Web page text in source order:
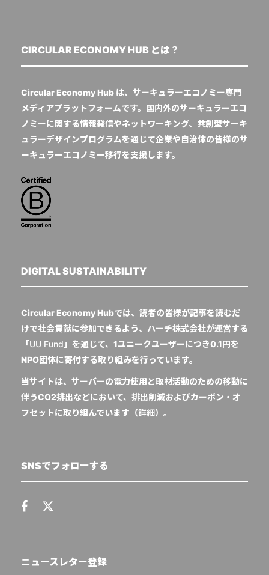
CIRCULAR ECONOMY HUB とは？
Circular Economy Hub は、サーキュラーエコノミー専門
メディアプラットフォームです。国内外のサーキュラーエコ
ノミーに関する情報発信やネットワーキング、共創型サーキ
ュラーデザインプログラムを通じて企業や自治体の皆様のサ
ーキュラーエコノミー移行を支援します。
DIGITAL SUSTAINABILITY
Circular Economy Hubでは、読者の皆様が記事を読むだ
けで社会貢献に参加できるよう、ハーチ株式会社が運営する
「UU Fund 」を通じて、1ユニークユーザーにつき0.1円を
NPO団体に寄付する取り組みを行っています。
当サイトは、サーバーの電力使用と取材活動のための移動に
伴うCO2排出などにおいて、排出削減およびカーボン・オ
フセットに取り組んでいます（詳細）。
SNSでフォローする
ニュースレター登録